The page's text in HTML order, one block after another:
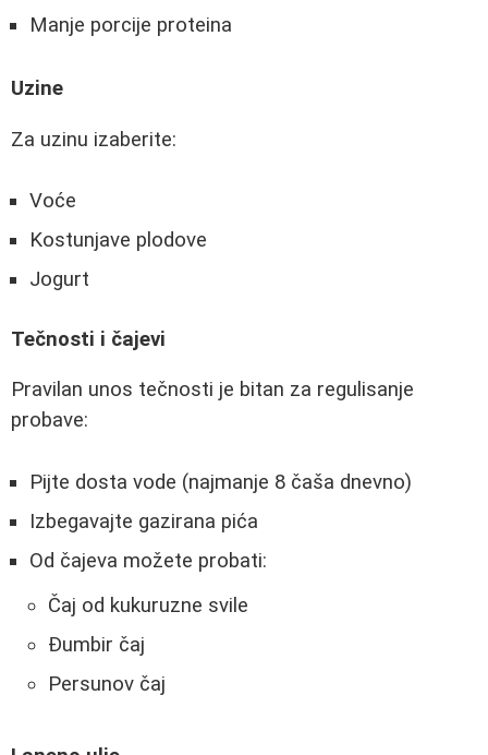
Manje porcije proteina
Uzine
Za uzinu izaberite:
Voće
Kostunjave plodove
Jogurt
Tečnosti i čajevi
Pravilan unos tečnosti je bitan za regulisanje
probave:
Pijte dosta vode (najmanje 8 čaša dnevno)
Izbegavajte gazirana pića
Od čajeva možete probati:
Čaj od kukuruzne svile
Đumbir čaj
Persunov čaj